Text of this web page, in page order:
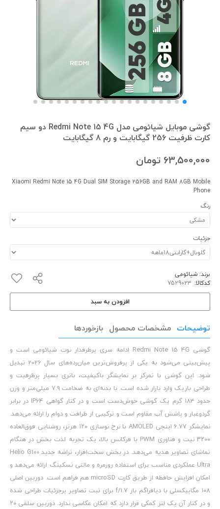
گوشی موبایل شیائومی مدل Redmi Note 15 4G دو سیم
کارت ظرفیت 256 گیگابایت و رم 8 گیگابایت
63,500,000 تومان
Xiaomi Redmi Note 15 4G Dual SIM Storage 256GB and RAM 8GB Mobile
Phone
رنگ
جزئیات
برند: شیائومی
کدکالا:
افزودن به سبد
توضیحات مشخصات محصول بازخوردها
گوشی Redmi Note 15 4G ادامه سری پرطرفدار نوت شیائومی است و
پیش‌بینی می‌شود به یکی از پرفروش‌ترین‌ میان‌رده‌های سال 2026 تبدیل
شود. این گوشی با تمرکز بر نمایشگر باکیفیت، باتری بسیار پرظرفیت و
طراحی باریک وارد بازار شده است. با بدنه‌ای به ضخامت ۷.۹ میلی‌متر و وزن
حدود ۱۸۴ گرم یک گوشی خوش‌دست است و در کنار گواهی IP64 در برابر
گردوغبار و پاشش آب مقاوم است و ترکیبی از ظرافت و دوام را ارائه می‌دهد.
نمایشگر ۶.۷۷ اینچی AMOLED با نرخ نوسازی ۱۲۰ هرتز، روشنایی فوق‌العاده
۳۲۰۰ نیت و فناوری PWM با فرکانس بالا، یک تجربه لذت بخش در هنگام
تماشای تصاویر هدیه می‌دهد. در بخش سخت‌افزار، تراشه جدید Helio G100
Ultra عملکردی مناسب برای استفاده روزمره و مالتی تسکینگ ارائه می‌دهد و
امکان افزایش حافظه از طریق کارت microSD هم فراهم است. دوربین اصلی
۱۰۸ مگاپیکسلی با دیافراگم باز f/1.7 برای ثبت تصاویر پرجزئیات طراحی شده
و در کنار آن یک لنز کمکی قرار دارد که امکان عکاسی ندارد. دوربین سلفی ۲۰